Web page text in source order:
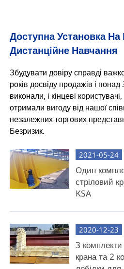
Доступна Установка На
Дистанційне Навчання
Збудувати довіру справді
років досвіду продажів і понад
виконали, і кінцеві
отримали вигоду від нашої
незалежних торгових
Безризик.
2021-05-24
Один
стріловий
KSA
2020-12-23
3 комплекти
крана та 2